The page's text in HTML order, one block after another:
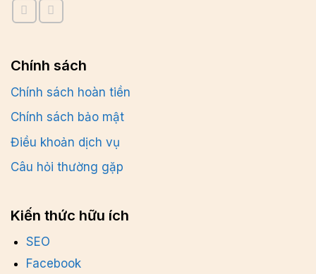
Chính sách
Chính sách hoàn tiền
Chính sách bảo mật
Điều khoản dịch vụ
Câu hỏi thường gặp
Kiến thức hữu ích
SEO
Facebook